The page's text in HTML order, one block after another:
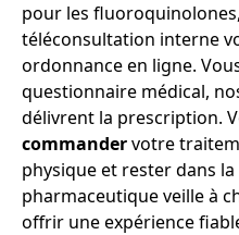
pour les
téléconsultation interne
ordonnance en ligne.
questionnaire médical,
délivrent la prescription.
commandervotre
physique et rester dans
pharmaceutique veille à
offrir une expérience